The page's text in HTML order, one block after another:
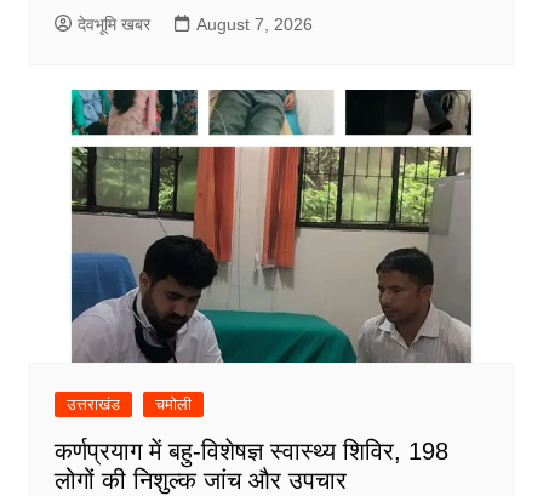
देवभूमि खबर August 7, 2026
उत्तराखंड चमोली
कर्णप्रयाग में बहु-विशेषज्ञ स्वास्थ्य शिविर, 198
लोगों की निशुल्क जांच और उपचार